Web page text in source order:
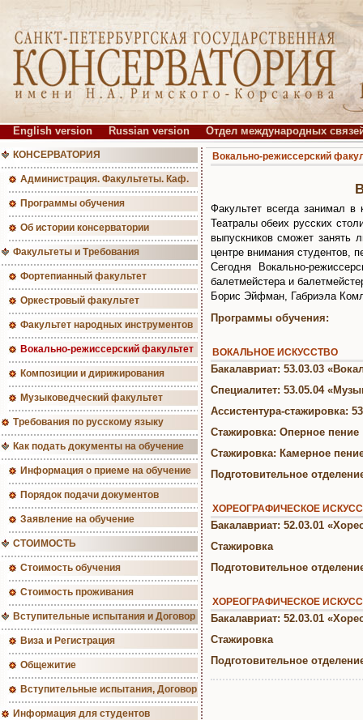
English version Russian version Отдел международных
КОНСЕРВАТОРИЯ
Администрация. Факультеты. Каф.
Программы обучения
Об истории консерватории
Факультеты и Требования
Фортепианный факультет
Оркестровый факультет
Факультет народных инструментов
Вокально-режиссерский факультет
Композиции и дирижирования
Музыковедческий факультет
Требования по русскому языку
Как подать документы на обучение
Информация о приеме на обучение
Порядок подачи документов
Заявление на обучение
СТОИМОСТЬ
Стоимость обучения
Стоимость проживания
Вступительные испытания и Договор
Виза и Регистрация
Общежитие
Вступительные испытания, Договор
Информация для студентов
Вокально-режиссерский
Факультет всегда занимал в
Театралы обеих русских
выпускников сможет занять
центре внимания студентов,
Сегодня Вокально-
балетмейстера и
Борис Эйфман, Габриэла
Программы обучения:
ВОКАЛЬНОЕ ИСКУССТВО
Бакалавриат: 53.03.03
Специалитет: 53.05.04
Ассистентура-стажировка:
Стажировка: Оперное пение
Стажировка: Камерное
Подготовительное
ХОРЕОГРАФИЧЕСКОЕ
Бакалавриат: 52.03.01
Стажировка
Подготовительное
ХОРЕОГРАФИЧЕСКОЕ
Бакалавриат: 52.03.01
Стажировка
Подготовительное